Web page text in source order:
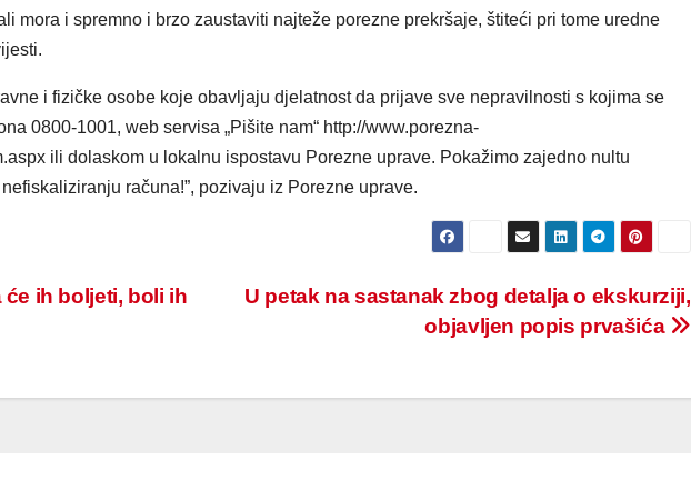
mora i spremno i brzo zaustaviti najteže porezne prekršaje, štiteći pri tome uredne
i fizičke osobe koje obavljaju djelatnost da prijave sve nepravilnosti s kojima se
0800-1001, web servisa „Pišite nam“ http://www.porezna-
ili dolaskom u lokalnu ispostavu Porezne uprave. Pokažimo zajedno nultu
računa!”, pozivaju iz Porezne uprave.
U petak na sastanak zbog detalja o ekskurziji,
objavljen popis prvašića
ih boljeti, boli ih